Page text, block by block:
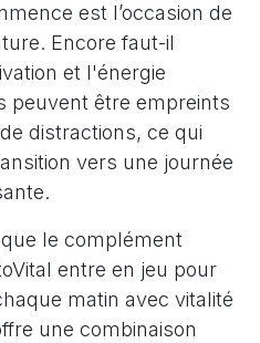
est l’occasion de
Encore faut-il
et l'énergie
peuvent être empreints
distractions, ce qui
vers une journée
le complément
entre en jeu pour
matin avec vitalité
une combinaison